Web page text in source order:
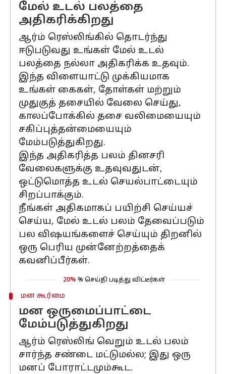
மேல் உடல் பலத்தை
அதிகரிக்கிறது
ஆர்ம் ரெஸ்லிங்கில் தொடர்ந்து
ஈடுபடுவது உங்கள் மேல் உடல்
பலத்தை நல்லா அதிகரிக்க உதவும்.
இந்த விளையாட்டு முக்கியமாக
உங்கள் கைகள், தோள்கள் மற்றும்
முதுகுத் தசையில் வேலை செய்து,
காலப்போக்கில் தசை வலிமையையும்
சகிப்புத்தன்மையையும்
மேம்படுத்துகிறது.
இந்த அதிகரித்த பலம் தினசரி
வேலைகளுக்கு உதவுவதுடன்,
ஒட்டுமொத்த உடல் செயல்பாட்டையும்
சிறப்பாக்கும்.
நீங்கள் அதிகமாகப் பயிற்சி செய்யச்
செய்ய, மேல் உடல் பலம் தேவைப்படும்
பல விஷயங்களைச் செய்யும் திறனில்
ஒரு பெரிய முன்னேற்றத்தைக்
கவனிப்பீர்கள்.
20% % செய்தி படித்து விட்டீர்கள்
மன கூர்மை
மன ஒருமைப்பாட்டை
மேம்படுத்துகிறது
ஆர்ம் ரெஸ்லிங் வெறும் உடல் பலம்
சார்ந்த சண்டை மட்டுமல்ல; இது ஒரு
மனப் போராட்டமும்கூட.